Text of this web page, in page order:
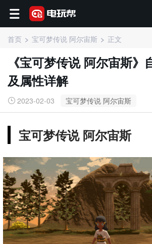
首页 宝可梦传说 阿尔宙斯 正文
《宝可梦传说 阿尔宙斯》
及属性详解
2023-02-03 宝可梦传说 阿尔宙斯
宝可梦传说 阿尔宙斯